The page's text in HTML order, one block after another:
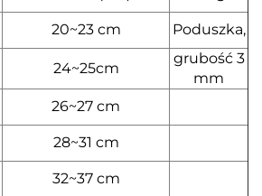
20~23 cm Poduszka,
24~25cm
grubość 3
mm
26~27 cm
28~31 cm
32~37 cm